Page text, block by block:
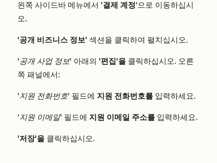
왼쪽 사이드바 메뉴에서 '결제 계정'으로 이동하십시
오.
'공개 비즈니스 정보' 섹션을 클릭하여 펼치십시오.
'공개 사업 정보' 아래의 '편집'을 클릭하십시오. 오른
쪽 패널에서:
'지원 전화번호' 필드에 지원 전화번호를 입력하세요.
'지원 이메일' 필드에 지원 이메일 주소를 입력하세요.
'저장'을 클릭하십시오.